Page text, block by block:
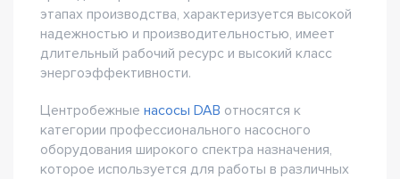
этапах производства, характеризуется высокой
надежностью и производительностью, имеет
длительный рабочий ресурс и высокий класс
энергоэффективности.
Центробежные насосы DAB относятся к
категории профессионального насосного
оборудования широкого спектра назначения,
которое используется для работы в различных